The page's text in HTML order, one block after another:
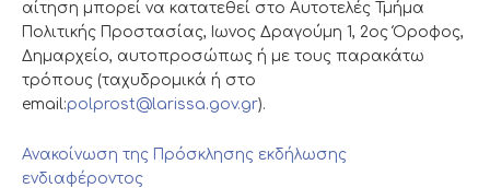
αίτηση μπορεί να κατατεθεί στο Αυτοτελές Τμήμα
Πολιτικής Προστασίας, Ιωνος Δραγούμη 1, 2ος Όροφος,
Δημαρχείο, αυτοπροσώπως ή με τους παρακάτω
τρόπους (ταχυδρομικά ή στο
email:polprost@larissa.gov.gr).
Ανακοίνωση της Πρόσκλησης εκδήλωσης
ενδιαφέροντος